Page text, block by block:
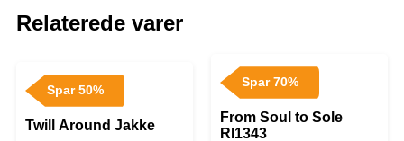
Relaterede varer
Spar 50%
Twill Around Jakke
Spar 70%
From Soul to Sole
RI1343